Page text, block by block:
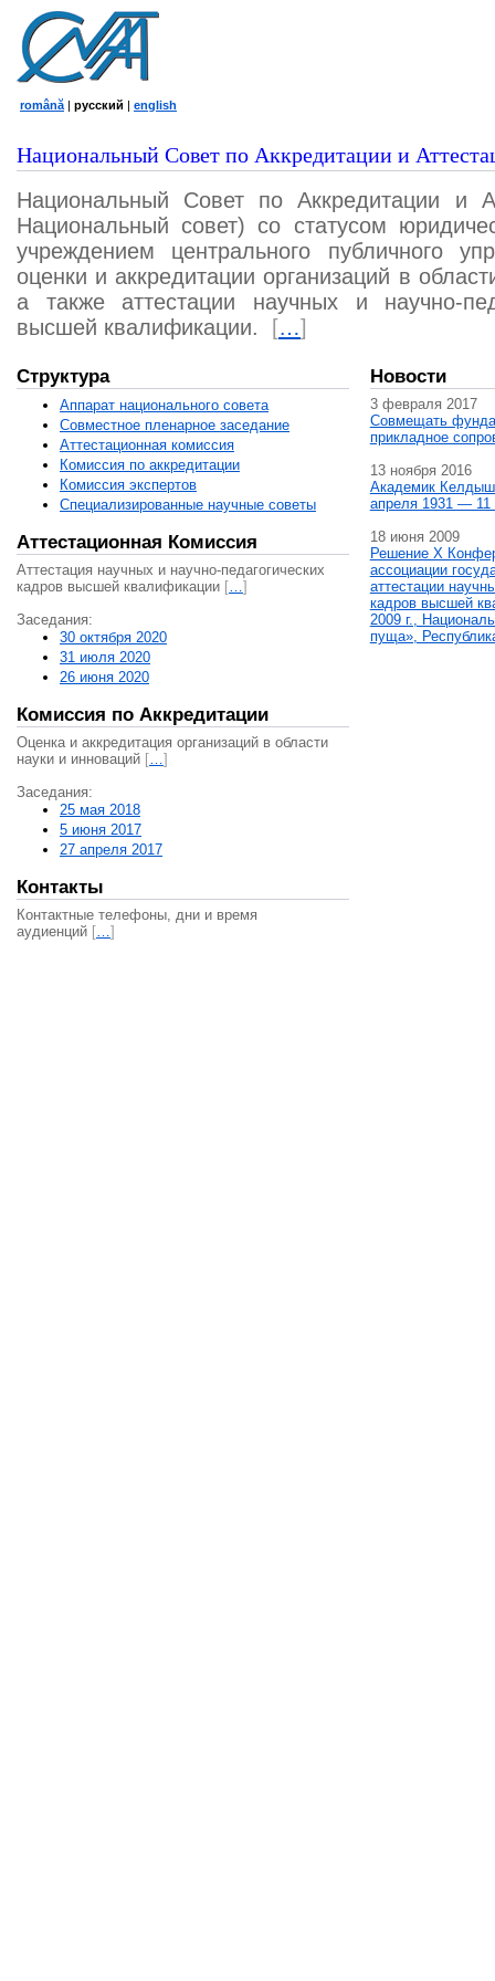
română | русский | english
Национальный Совет по Аккредитации и
Национальный Совет по Аккредитации и
Национальный совет) со статусом
учреждением центрального публичного
оценки и аккредитации организаций в
а также аттестации научных и научно-
высшей квалификации.
[…]
Структура
Аппарат национального совета
Совместное пленарное заседание
Аттестационная комисcия
Комиссия по аккредитации
Комиссия экспертов
Специализированные научные советы
Аттестационная Комиссия
Аттестация научных и научно-педагогических
кадров высшей квалификации […]
Заседания:
30 октября 2020
31 июля 2020
26 июня 2020
Комиссия по Аккредитации
Оценка и аккредитация организаций в области
науки и инноваций […]
Заседания:
25 мая 2018
5 июня 2017
27 апреля 2017
Контакты
Контактные телефоны, дни и время
аудиенций […]
Новости
3 февраля 2017
Совмещать
прикладное
13 ноября 2016
Академик
апреля 1931 — 11
18 июня 2009
Решение X
ассоциации
аттестации
кадров высшей
2009 г.,
пуща»,